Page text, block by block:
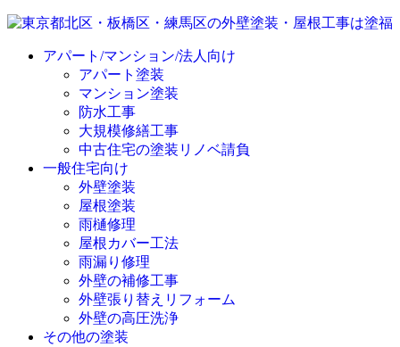
アパート/マンション/法人向け
アパート塗装
マンション塗装
防水工事
大規模修繕工事
中古住宅の塗装リノベ請負
一般住宅向け
外壁塗装
屋根塗装
雨樋修理
屋根カバー工法
雨漏り修理
外壁の補修工事
外壁張り替えリフォーム
外壁の高圧洗浄
その他の塗装